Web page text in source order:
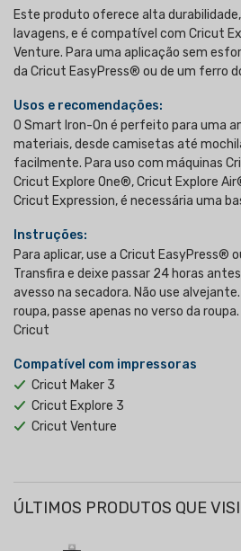
Este produto oferece alta
lavagens, e é compatível com Cricut
Venture. Para uma aplicação sem
da Cricut EasyPress® ou de um ferro
Usos e recomendações:
O Smart Iron-On é perfeito para uma
materiais, desde camisetas até
facilmente. Para uso com máquinas
Cricut Explore One®, Cricut Explore
Cricut Expression, é necessária uma
Instruções:
Para aplicar, use a Cricut EasyPress®
Transfira e deixe passar 24 horas
avesso na secadora. Não use
roupa, passe apenas no verso da
Cricut
Compatível com impressoras
Cricut Maker 3
Cricut Explore 3
Cricut Venture
ÚLTIMOS PRODUTOS QUE